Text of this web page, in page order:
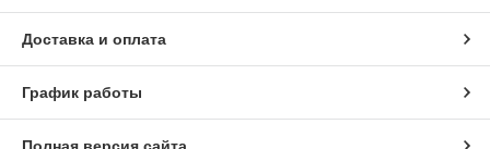
Доставка и оплата
График работы
Полная версия сайта